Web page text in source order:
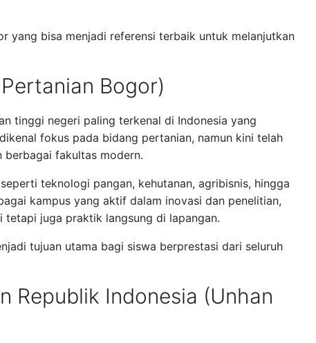
yang bisa menjadi referensi terbaik untuk melanjutkan
Bogor)
tinggi negeri paling terkenal di Indonesia yang
fokus pada bidang pertanian, namun kini telah
berbagai fakultas modern.
teknologi pangan, kehutanan, agribisnis, hingga
kampus yang aktif dalam inovasi dan penelitian,
tetapi juga praktik langsung di lapangan.
tujuan utama bagi siswa berprestasi dari seluruh
Republik Indonesia (Unhan